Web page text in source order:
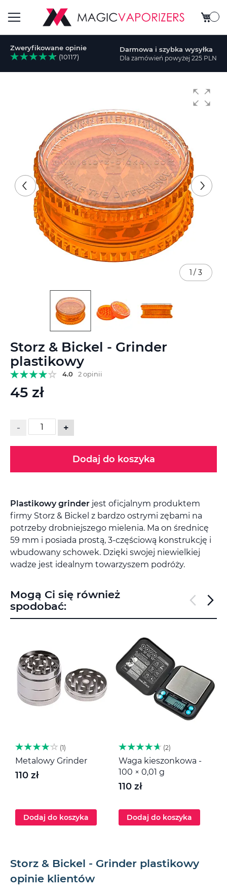
Przełącznik
Nav
Mój
Zweryfikowane opinie
(10117)
Darmowa i szybka wysyłka
Dla zamówień powyżej 225 PLN
Storz & Bickel - Grinder
plastikowy
4.0 2 opinii
45 zł
- +
Dodaj do koszyka
Plastikowy grinder jest oficjalnym produktem
firmy Storz & Bickel z bardzo ostrymi zębami na
potrzeby drobniejszego mielenia. Ma on średnicę
59 mm i posiada prostą, 3-częściową konstrukcję i
wbudowany schowek. Dzięki swojej niewielkiej
wadze jest idealnym towarzyszem podróży.
1 / 3
na
początek
galerii
Mogą Ci się również
spodobać:
1
Metalowy Grinder
110 zł
Dodaj do koszyka
2
Waga kieszonkowa -
100 × 0,01 g
110 zł
Dodaj do koszyka
Storz & Bickel - Grinder plastikowy
opinie klientów